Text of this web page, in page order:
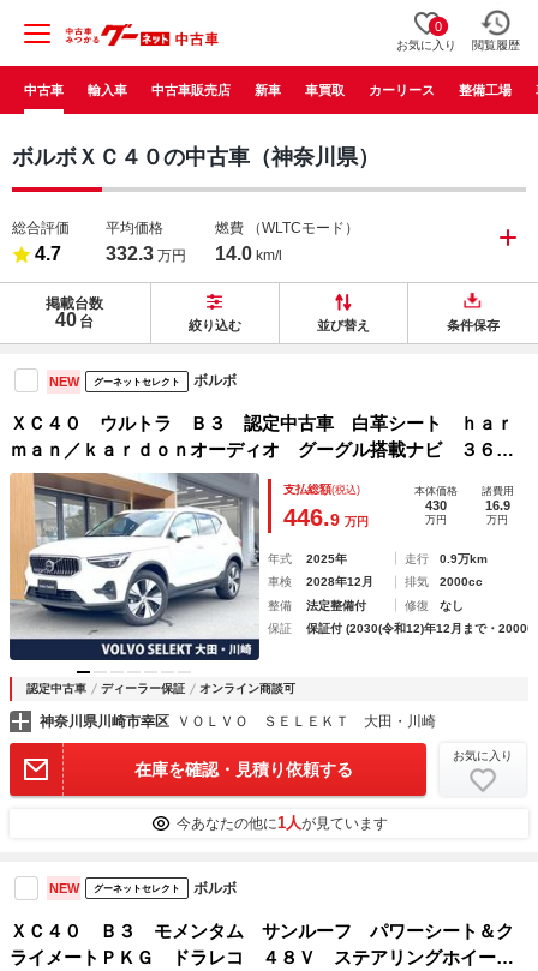
0
お気に入り 閲覧履歴
中古車 輸入車 中古車販売店 新車 車買取 カーリース 整備工場
ボルボＸＣ４０の中古車（神奈川県）
総合評価
4.7
平均価格
332.3 万円
燃費 （WLTCモード）
14.0 km/l
掲載台数
40 台 絞り込む 並び替え 条件保存
NEW グーネットセレクト ボルボ
ＸＣ４０ ウルトラ Ｂ３ 認定中古車 白革シート ｈａｒ
ｍａｎ／ｋａｒｄｏｎオーディオ グーグル搭載ナビ ３６０°
ビューカメラ 全席シートヒーター パワーシート アダプテ
ィブクルーズコントロール パワーバックドア 禁煙車
支払総額(税込)
446.9 万円
本体価格
430
万円
諸費用
16.9
万円
年式 2025年 走行
0.9万km
車検
2028年12月 排気
2000cc
整備
法定整備付 修復
なし
保証
保証付 (2030(令和12)年12月まで・
認定中古車 ディーラー保証 オンライン商談可
神奈川県川崎市幸区 ＶＯＬＶＯ ＳＥＬＥＫＴ 大田・川崎
在庫を確認・見積り依頼する
お気に入り
今あなたの他に1人が見ています
NEW グーネットセレクト ボルボ
ＸＣ４０ Ｂ３ モメンタム サンルーフ パワーシート＆ク
ライメートＰＫＧ ドラレコ ４８Ｖ ステアリングホイール